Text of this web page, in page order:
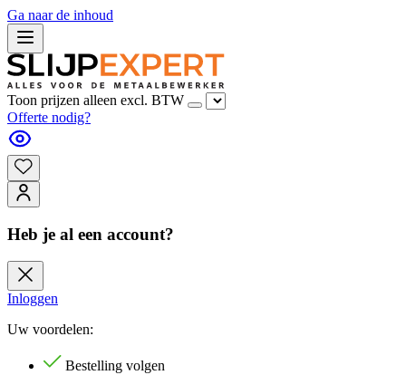
Ga naar de inhoud
Toon prijzen alleen excl. BTW
Offerte nodig?
Heb je al een account?
Inloggen
Uw voordelen:
Bestelling volgen